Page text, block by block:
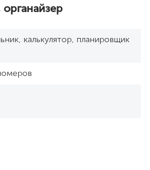
органайзер
калькулятор, планировщик